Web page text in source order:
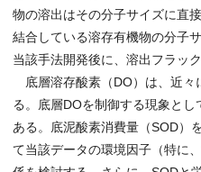
物の溶出はその分子サイズに直
結合している溶存有機物の分子
当該手法開発後に、溶出フラッ
底層溶存酸素（DO）は、近々
る。底層DOを制御する現象と
ある。底泥酸素消費量（SOD）
て当該データの環境因子（特に